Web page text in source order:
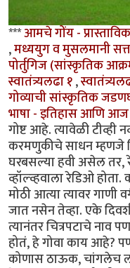
***आमचे गोंय -
,मध्ययुग व मुसलमानी
पोर्तुगिज (सांस्कृतिक
स्वातंत्र्यलढा १,
गोव्याची सांस्कृतिक
भाषा - इतिहास आणि आज
गोष्ट आहे. त्यावेळी
करमणुकीचे साधन म्हणजे
घरबसल्या हवी असेल
व्हॉल्व्हवाला रेडिओ
मोठी आत्या त्यावर
जात नसेन तेव्हा. एके
त्यानंतर चित्रपटाचे नाव
होतं, हे गोवा काय आहे?
कोणास ठाऊक, चांगलेच